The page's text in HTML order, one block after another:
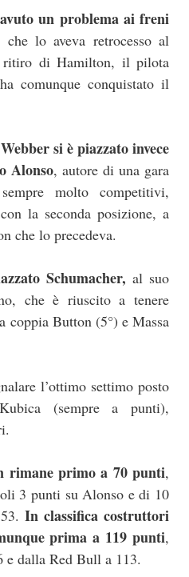
un problema ai freni
lo aveva retrocesso al
di Hamilton, il pilota
comunque conquistato il
si è piazzato invece
Alonso, autore di una gara
molto competitivi,
la seconda posizione, a
che lo precedeva.
Schumacher, al suo
che è riuscito a tenere
Button (5°) e Massa
l’ottimo settimo posto
(sempre a punti),
rimane primo a 70 punti,
3 punti su Alonso e di 10
53.In classifica costruttori
prima a 119 punti,
e dalla Red Bull a 113.